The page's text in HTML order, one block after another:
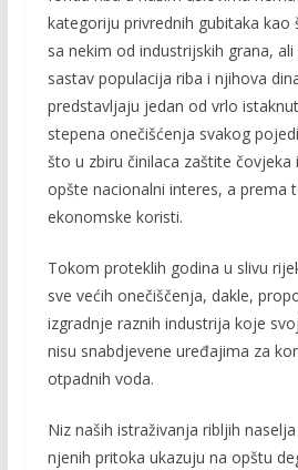
kategoriju privrednih gubitaka kao
sa nekim od industrijskih grana,
sastav populacija riba i njihova
predstavljaju jedan od vrlo
stepena onečišćenja svakog
što u zbiru činilaca zaštite čovjeka
opšte nacionalni in­teres, a prema
ekonomske koristi.
Tokom proteklih godina u slivu
sve većih onečiščenja, dakle,
izgradnje raznih industrija koje
nisu snabdjevene uređajima za
otpadnih voda.
Niz naših istraživanja ribljih
njenih pritoka ukazuju na opštu